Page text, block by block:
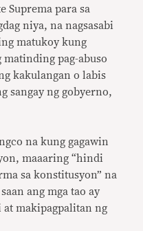
Suprema para sa
niya, na nagsasabi
matukoy kung
pag-abuso
kakulangan o labis
sangay ng gobyerno,
na kung gagawin
maaaring “hindi
sa konstitusyon” na
ang mga tao ay
at makipagpalitan ng